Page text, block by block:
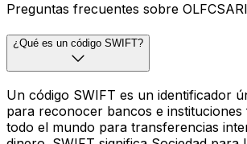
Preguntas frecuentes sobre
¿Qué es un código SWIFT?
Un código SWIFT es un identificador
para reconocer bancos e instituciones
todo el mundo para transferencias